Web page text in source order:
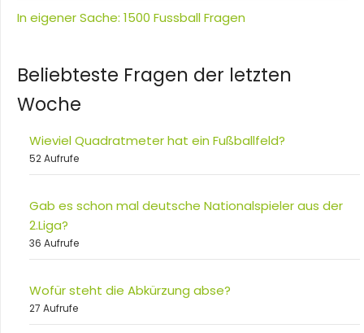
In eigener Sache: 1500 Fussball Fragen
Beliebteste Fragen der letzten
Woche
Wieviel Quadratmeter hat ein Fußballfeld?
52 Aufrufe
Gab es schon mal deutsche Nationalspieler aus der
2.Liga?
36 Aufrufe
Wofür steht die Abkürzung abse?
27 Aufrufe